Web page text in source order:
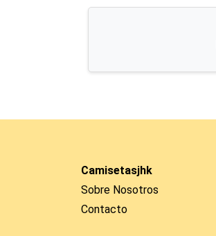
Camisetasjhk
Sobre Nosotros
Contacto